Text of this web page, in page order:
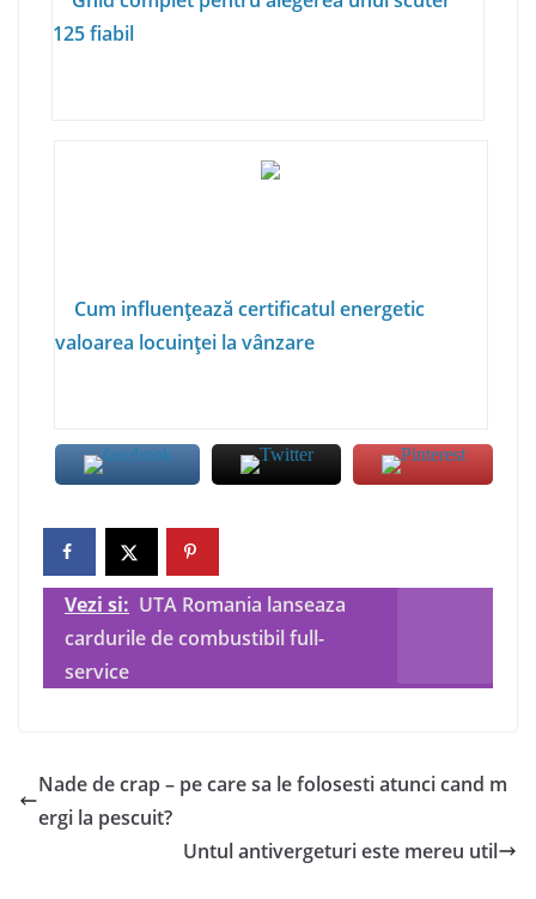
125 fiabil
Cum influențează certificatul energetic
valoarea locuinței la vânzare
Vezi si: UTA Romania lanseaza
cardurile de combustibil full-
service
Nade de crap – pe care sa le folosesti atunci cand m
ergi la pescuit?
Untul antivergeturi este mereu util